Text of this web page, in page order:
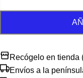
Recógelo en tienda
Envíos a la